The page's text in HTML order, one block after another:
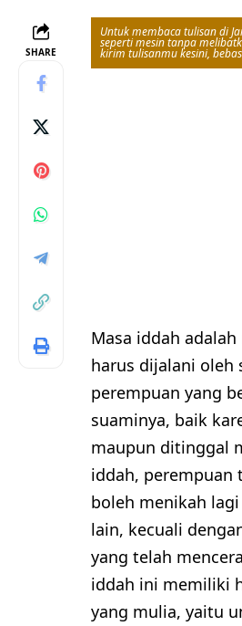
SHARE
Untuk membaca tulisan di
seperti mesin tanpa
kirim tulisanmu kesini,
Masa iddah
harus dijalani oleh
perempuan yang
suaminya, baik
maupun ditinggal
iddah, perempuan
boleh menikah
lain, kecuali
yang telah
iddah ini memiliki
yang mulia, yaitu